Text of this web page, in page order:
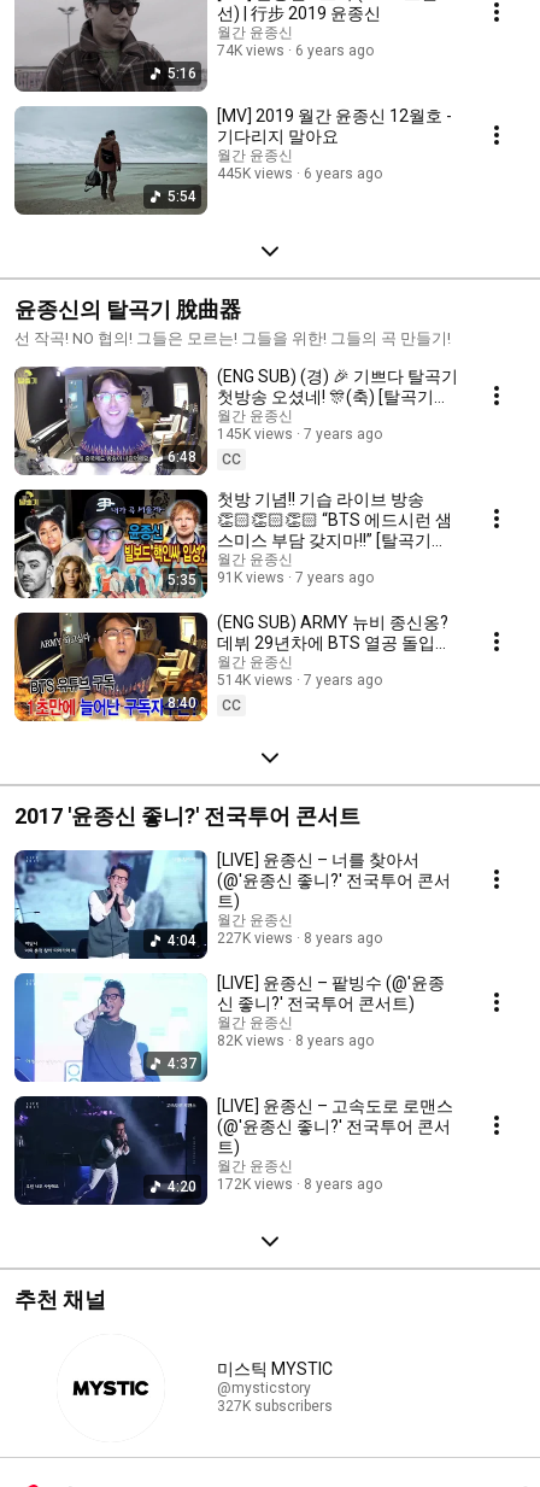
5:16
선) | 行步 2019 윤종신
월간 윤종신
74K views
6 years ago
5:54
[MV] 2019 월간 윤종신 12월호 -
기다리지 말아요
월간 윤종신
445K views
6 years ago
윤종신의 탈곡기 脫曲器
선 작곡! NO 협의! 그들은 모르는! 그들을 위한! 그들의 곡 만들기!
6:48
(ENG SUB) (경) 🎉 기쁘다 탈곡기
첫방송 오셨네! 🎊(축) [탈곡기
ep01]
월간 윤종신
145K views
7 years ago
CC
5:35
첫방 기념!! 기습 라이브 방송
👏🏻👏🏻👏🏻 “BTS 에드시런 샘
스미스 부담 갖지마!!” [탈곡기
ep02]
월간 윤종신
91K views
7 years ago
8:40
(ENG SUB) ARMY 뉴비 종신옹?
데뷔 29년차에 BTS 열공 돌입✍🏻
[탈곡기 ep3]
월간 윤종신
514K views
7 years ago
CC
2017 '윤종신 좋니?' 전국투어 콘서트
4:04
[LIVE] 윤종신 – 너를 찾아서
(@'윤종신 좋니?' 전국투어 콘서
트)
월간 윤종신
227K views
8 years ago
4:37
[LIVE] 윤종신 – 팥빙수 (@'윤종
신 좋니?' 전국투어 콘서트)
월간 윤종신
82K views
8 years ago
4:20
[LIVE] 윤종신 – 고속도로 로맨스
(@'윤종신 좋니?' 전국투어 콘서
트)
월간 윤종신
172K views
8 years ago
추천 채널
미스틱 MYSTIC
@mysticstory
327K subscribers